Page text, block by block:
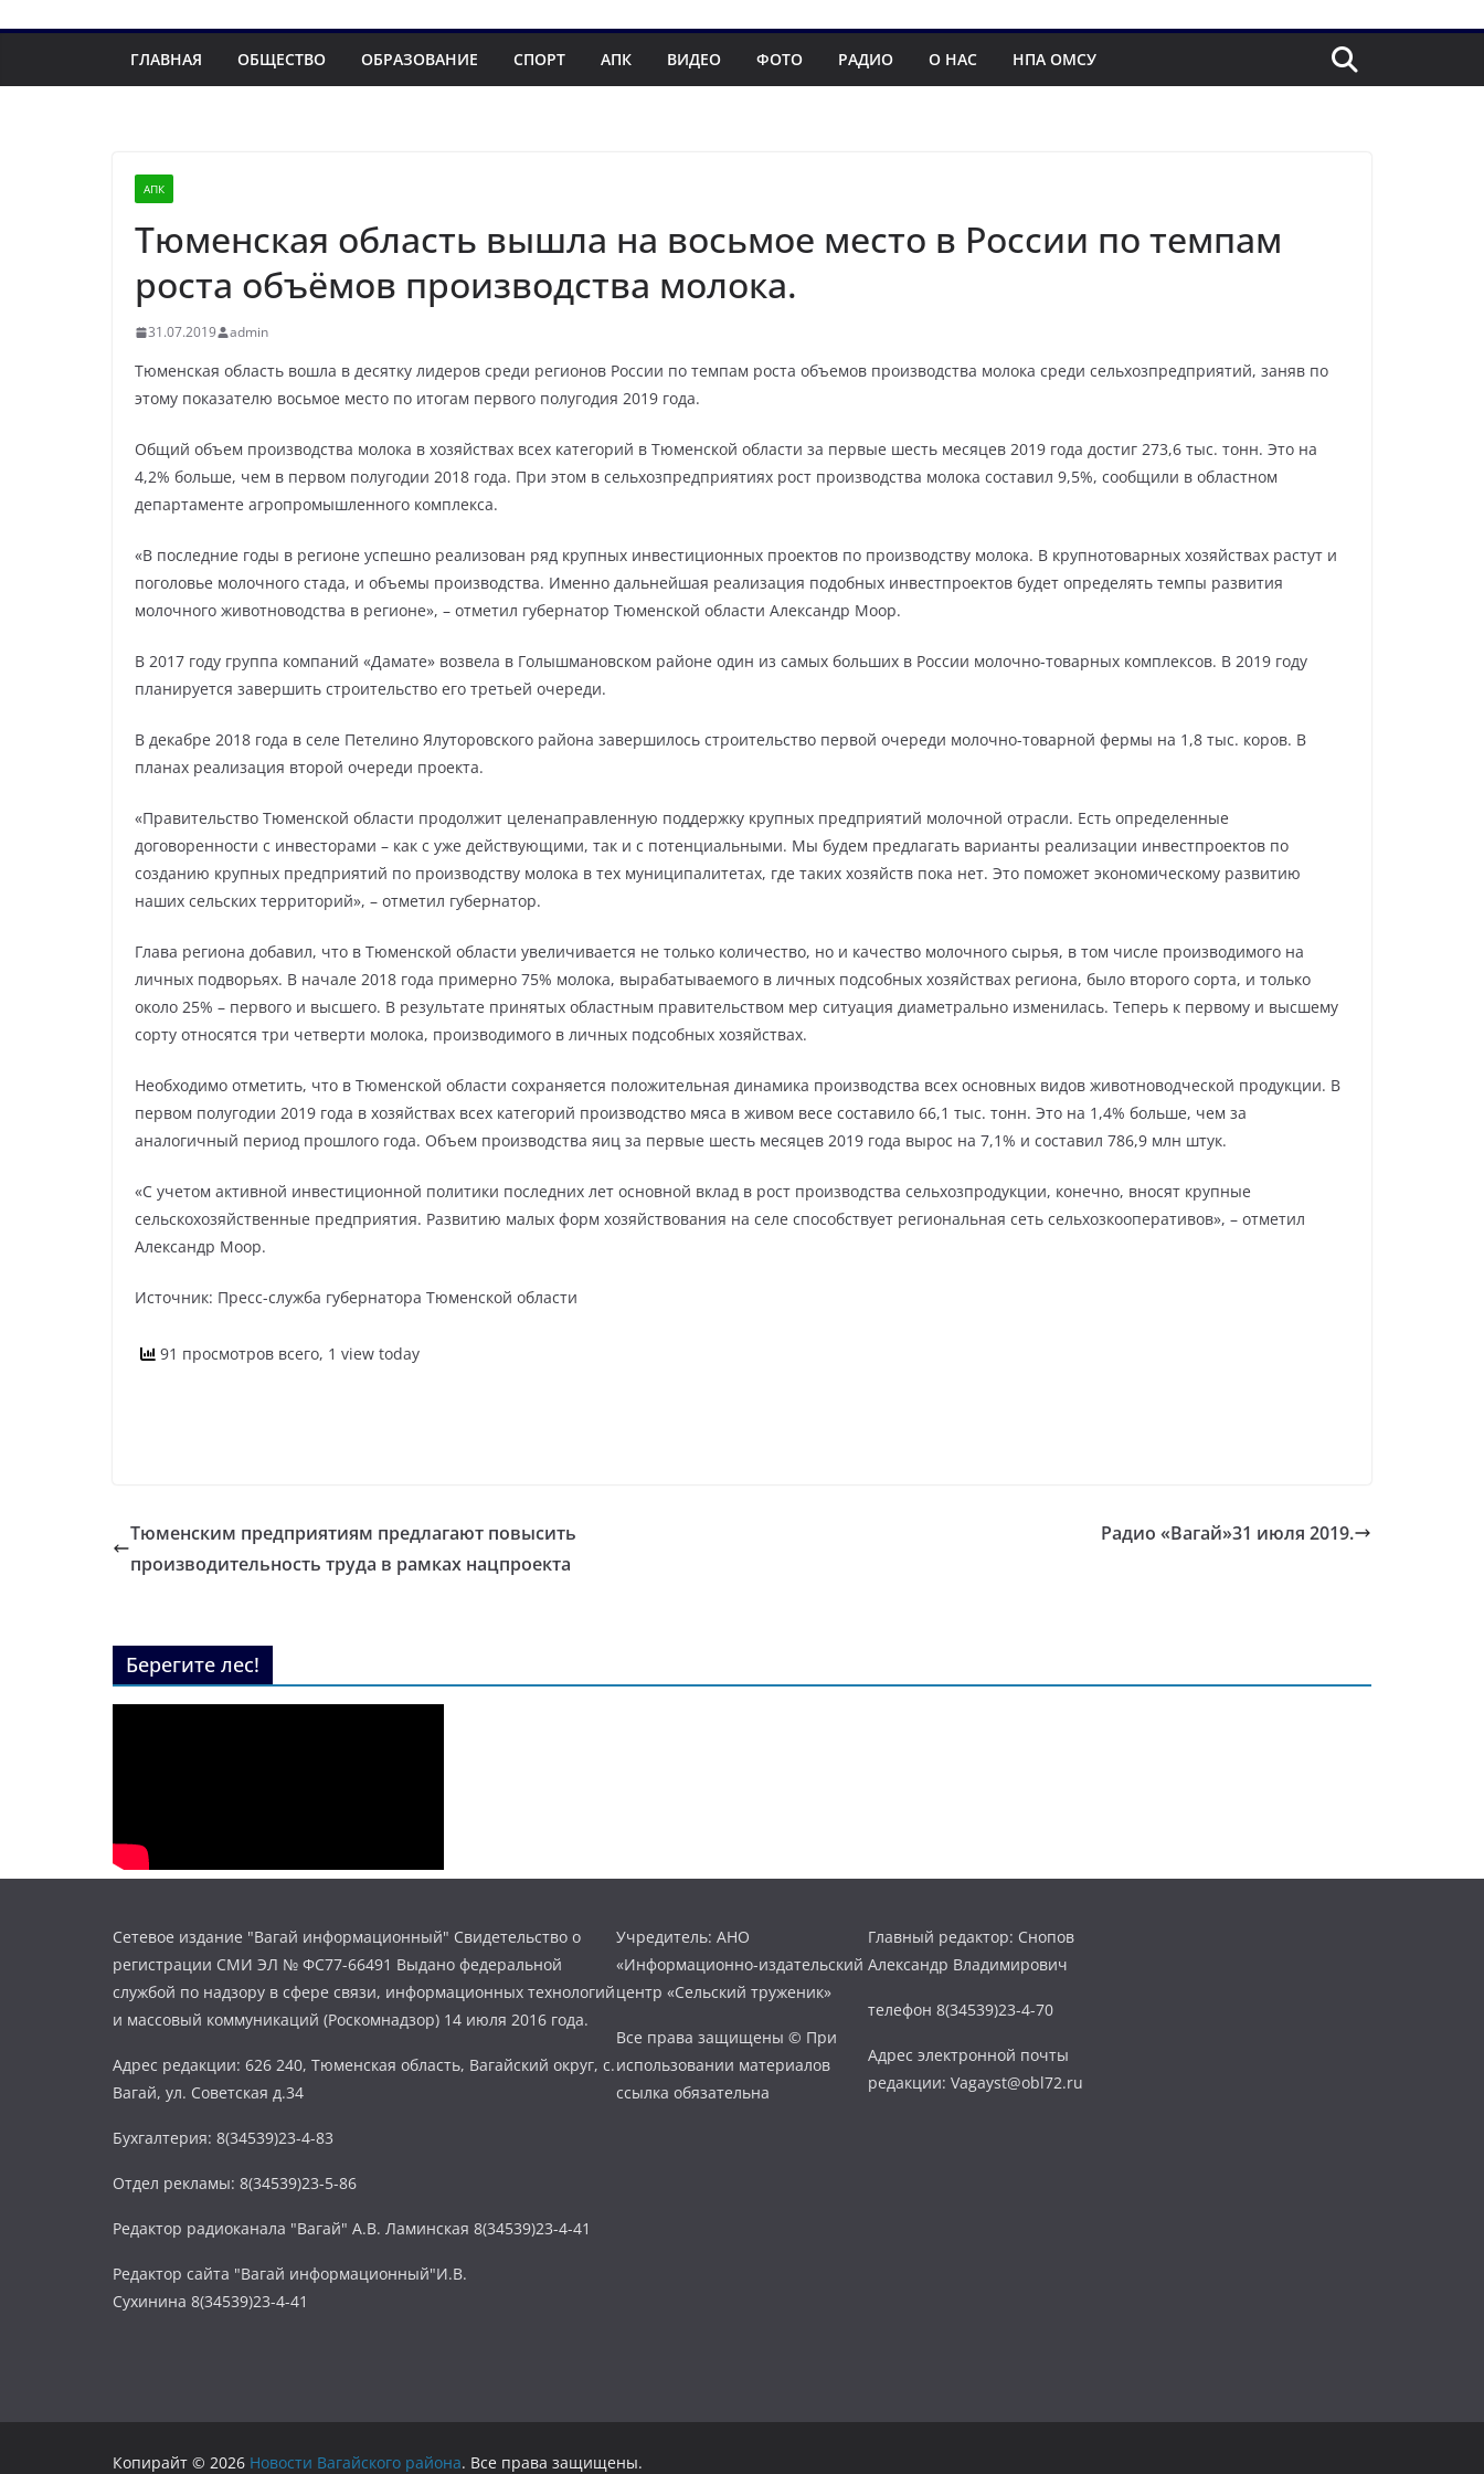
ГЛАВНАЯ ОБЩЕСТВО ОБРАЗОВАНИЕ СПОРТ АПК ВИДЕО ФОТО РАДИО О НАС НПА ОМСУ
АПК
Тюменская область вышла на восьмое место в России по темпам
роста объёмов производства молока.
31.07.2019 admin
Тюменская область вошла в десятку лидеров среди регионов России по темпам роста объемов производства молока среди сельхозпредприятий, заняв по
этому показателю восьмое место по итогам первого полугодия 2019 года.
Общий объем производства молока в хозяйствах всех категорий в Тюменской области за первые шесть месяцев 2019 года достиг 273,6 тыс. тонн. Это на
4,2% больше, чем в первом полугодии 2018 года. При этом в сельхозпредприятиях рост производства молока составил 9,5%, сообщили в областном
департаменте агропромышленного комплекса.
«В последние годы в регионе успешно реализован ряд крупных инвестиционных проектов по производству молока. В крупнотоварных хозяйствах растут и
поголовье молочного стада, и объемы производства. Именно дальнейшая реализация подобных инвестпроектов будет определять темпы развития
молочного животноводства в регионе», – отметил губернатор Тюменской области Александр Моор.
В 2017 году группа компаний «Дамате» возвела в Голышмановском районе один из самых больших в России молочно-товарных комплексов. В 2019 году
планируется завершить строительство его третьей очереди.
В декабре 2018 года в селе Петелино Ялуторовского района завершилось строительство первой очереди молочно-товарной фермы на 1,8 тыс. коров. В
планах реализация второй очереди проекта.
«Правительство Тюменской области продолжит целенаправленную поддержку крупных предприятий молочной отрасли. Есть определенные
договоренности с инвесторами – как с уже действующими, так и с потенциальными. Мы будем предлагать варианты реализации инвестпроектов по
созданию крупных предприятий по производству молока в тех муниципалитетах, где таких хозяйств пока нет. Это поможет экономическому развитию
наших сельских территорий», – отметил губернатор.
Глава региона добавил, что в Тюменской области увеличивается не только количество, но и качество молочного сырья, в том числе производимого на
личных подворьях. В начале 2018 года примерно 75% молока, вырабатываемого в личных подсобных хозяйствах региона, было второго сорта, и только
около 25% – первого и высшего. В результате принятых областным правительством мер ситуация диаметрально изменилась. Теперь к первому и высшему
сорту относятся три четверти молока, производимого в личных подсобных хозяйствах.
Необходимо отметить, что в Тюменской области сохраняется положительная динамика производства всех основных видов животноводческой продукции. В
первом полугодии 2019 года в хозяйствах всех категорий производство мяса в живом весе составило 66,1 тыс. тонн. Это на 1,4% больше, чем за
аналогичный период прошлого года. Объем производства яиц за первые шесть месяцев 2019 года вырос на 7,1% и составил 786,9 млн штук.
«С учетом активной инвестиционной политики последних лет основной вклад в рост производства сельхозпродукции, конечно, вносят крупные
сельскохозяйственные предприятия. Развитию малых форм хозяйствования на селе способствует региональная сеть сельхозкооперативов», – отметил
Александр Моор.
Источник: Пресс-служба губернатора Тюменской области
91 просмотров всего, 1 view today
Тюменским предприятиям предлагают повысить
производительность труда в рамках нацпроекта
Радио «Вагай»31 июля 2019.
Берегите лес!
Сетевое издание "Вагай информационный" Свидетельство о
регистрации СМИ ЭЛ № ФС77-66491 Выдано федеральной
службой по надзору в сфере связи, информационных технологий
и массовый коммуникаций (Роскомнадзор) 14 июля 2016 года.
Адрес редакции: 626 240, Тюменская область, Вагайский округ, с.
Вагай, ул. Советская д.34
Бухгалтерия: 8(34539)23-4-83
Отдел рекламы: 8(34539)23-5-86
Редактор радиоканала "Вагай" А.В. Ламинская 8(34539)23-4-41
Редактор сайта "Вагай информационный"И.В.
Сухинина 8(34539)23-4-41
Учредитель: АНО
«Информационно-издательский
центр «Сельский труженик»
Все права защищены © При
использовании материалов
ссылка обязательна
Главный редактор: Снопов
Александр Владимирович
телефон 8(34539)23-4-70
Адрес электронной почты
редакции: Vagayst@obl72.ru
Копирайт © 2026 Новости Вагайского района. Все права защищены.